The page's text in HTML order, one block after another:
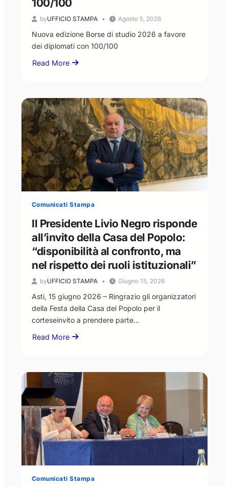
100/100
byUFFICIO STAMPA Agosto 5, 2026
Nuova edizione Borse di studio 2026 a favore
dei diplomati con 100/100
Read More
about
Borse
di
studio
2026
a
favore
dei
diplomati
con
Comunicati Stampa
Il Presidente Livio Negro risponde
all’invito della Casa del Popolo:
“disponibilità al confronto, ma
nel rispetto dei ruoli istituzionali”
byUFFICIO STAMPA Giugno 15, 2026
Asti, 15 giugno 2026 – Ringrazio gli organizzatori
della Festa della Casa del Popolo per il
corteseinvito a prendere parte…
Read More
about
Livio
risponde
all’invito
della
Casa
del
Popolo:
“disponibilità
confronto,
Comunicati Stampa